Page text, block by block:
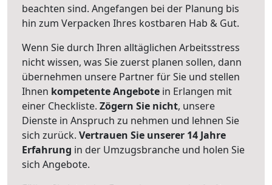
beachten sind. Angefangen bei der Planung bis
hin zum Verpacken Ihres kostbaren Hab & Gut.
Wenn Sie durch Ihren alltäglichen Arbeitsstress
nicht wissen, was Sie zuerst planen sollen, dann
übernehmen unsere Partner für Sie und stellen
Ihnen kompetente Angebote in Erlangen mit
einer Checkliste. Zögern Sie nicht, unsere
Dienste in Anspruch zu nehmen und lehnen Sie
sich zurück. Vertrauen Sie unserer 14 Jahre
Erfahrung in der Umzugsbranche und holen Sie
sich Angebote.